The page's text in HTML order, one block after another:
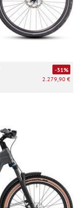
-31%
2.279,90 €